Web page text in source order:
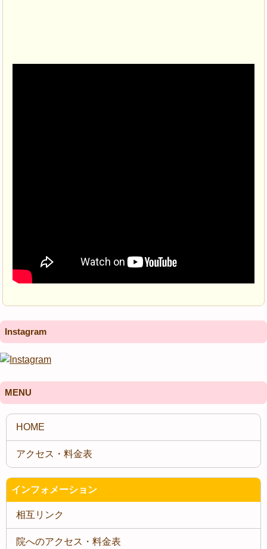
Instagram
MENU
インフォメーション
相互リンク
院へのアクセス・料金表